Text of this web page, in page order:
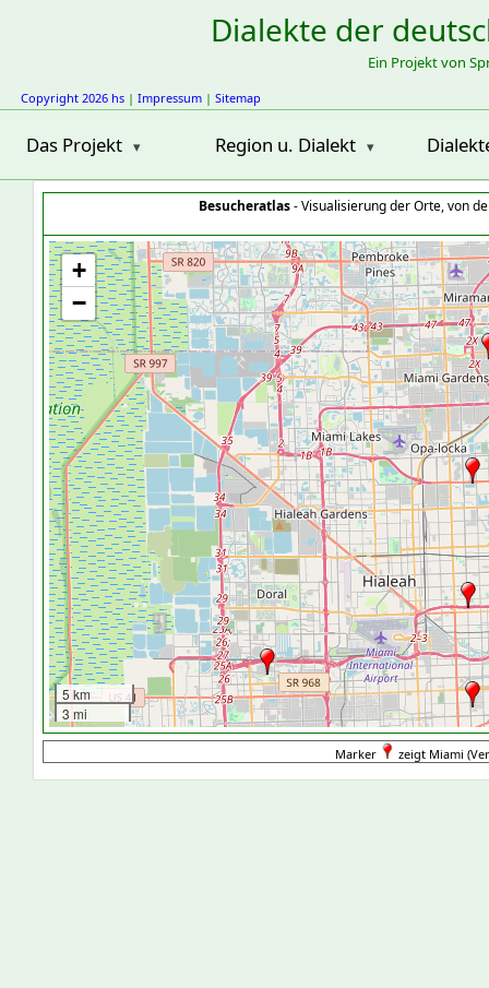
Dialekte der
Ein Projekt von
Copyright 2026 hs | Impressum | Sitemap
Das Projekt Region u. Dialekt
Besucheratlas- Visualisierung der Orte, von
+
−
5 km
3 mi
Marker zeigt Miami